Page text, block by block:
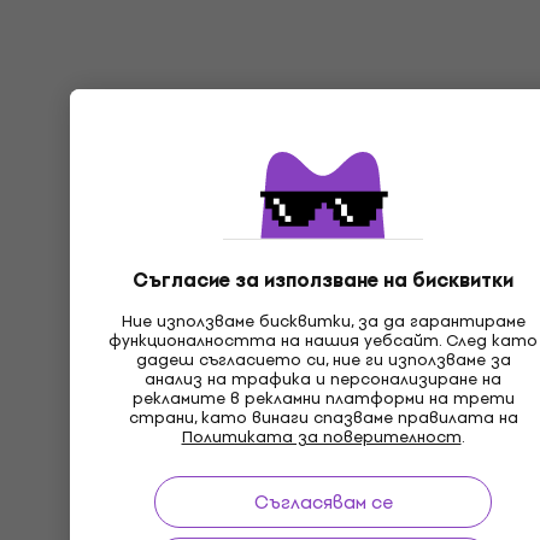
Съгласие за използване на бисквитки
Ние използваме бисквитки, за да гарантираме
функционалността на нашия уебсайт. След като
дадеш съгласието си, ние ги използваме за
анализ на трафика и персонализиране на
рекламите в рекламни платформи на трети
страни, като винаги спазваме правилата на
Политиката за поверителност.
Съгласявам се